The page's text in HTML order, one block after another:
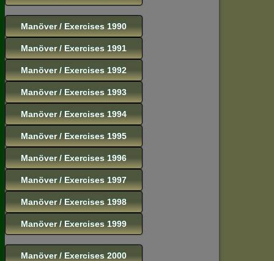
Manöver / Exercises 1990
Manöver / Exercises 1991
Manöver / Exercises 1992
Manöver / Exercises 1993
Manöver / Exercises 1994
Manöver / Exercises 1995
Manöver / Exercises 1996
Manöver / Exercises 1997
Manöver / Exercises 1998
Manöver / Exercises 1999
Manöver / Exercises 2000